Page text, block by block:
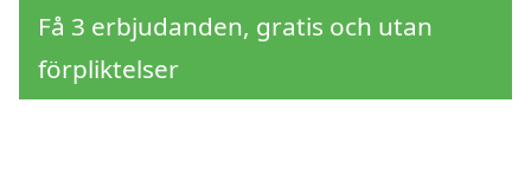
Få 3 erbjudanden, gratis och utan
förpliktelser